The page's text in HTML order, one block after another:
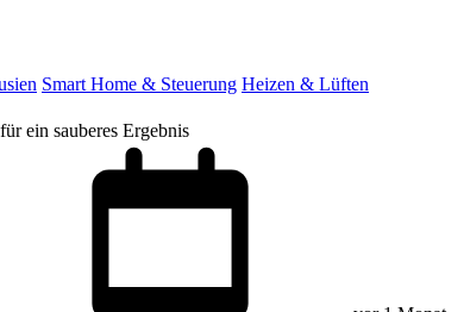
Smart Home & Steuerung Heizen & Lüften
ein sauberes Ergebnis